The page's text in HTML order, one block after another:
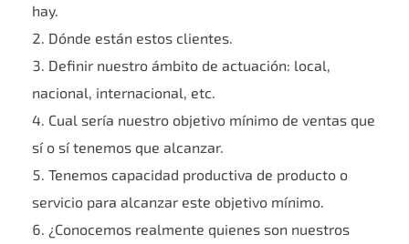
hay.
Dónde están estos clientes.
Definir nuestro ámbito de actuación: local,
nacional, internacional, etc.
Cual sería nuestro objetivo mínimo de ventas que
sí o sí tenemos que alcanzar.
Tenemos capacidad productiva de producto o
servicio para alcanzar este objetivo mínimo.
¿Conocemos realmente quienes son nuestros